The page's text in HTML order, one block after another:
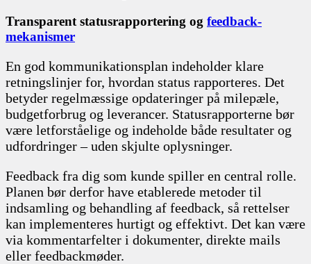
Transparent statusrapportering og feedback-
mekanismer
En god kommunikationsplan indeholder klare
retningslinjer for, hvordan status rapporteres. Det
betyder regelmæssige opdateringer på milepæle,
budgetforbrug og leverancer. Statusrapporterne bør
være letforståelige og indeholde både resultater og
udfordringer – uden skjulte oplysninger.
Feedback fra dig som kunde spiller en central rolle.
Planen bør derfor have etablerede metoder til
indsamling og behandling af feedback, så rettelser
kan implementeres hurtigt og effektivt. Det kan være
via kommentarfelter i dokumenter, direkte mails
eller feedbackmøder.